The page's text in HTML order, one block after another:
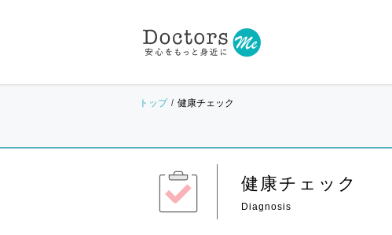
トップ 健康チェック
健康チェック